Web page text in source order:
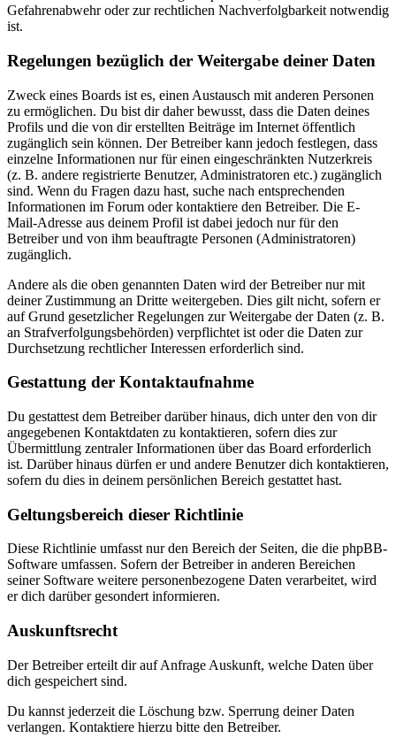
Gefahrenabwehr oder zur rechtlichen Nachverfolgbarkeit notwendig
ist.
Regelungen bezüglich der Weitergabe deiner Daten
Zweck eines Boards ist es, einen Austausch mit anderen Personen
zu ermöglichen. Du bist dir daher bewusst, dass die Daten deines
Profils und die von dir erstellten Beiträge im Internet öffentlich
zugänglich sein können. Der Betreiber kann jedoch festlegen, dass
einzelne Informationen nur für einen eingeschränkten Nutzerkreis
(z. B. andere registrierte Benutzer, Administratoren etc.) zugänglich
sind. Wenn du Fragen dazu hast, suche nach entsprechenden
Informationen im Forum oder kontaktiere den Betreiber. Die E-
Mail-Adresse aus deinem Profil ist dabei jedoch nur für den
Betreiber und von ihm beauftragte Personen (Administratoren)
zugänglich.
Andere als die oben genannten Daten wird der Betreiber nur mit
deiner Zustimmung an Dritte weitergeben. Dies gilt nicht, sofern er
auf Grund gesetzlicher Regelungen zur Weitergabe der Daten (z. B.
an Strafverfolgungsbehörden) verpflichtet ist oder die Daten zur
Durchsetzung rechtlicher Interessen erforderlich sind.
Gestattung der Kontaktaufnahme
Du gestattest dem Betreiber darüber hinaus, dich unter den von dir
angegebenen Kontaktdaten zu kontaktieren, sofern dies zur
Übermittlung zentraler Informationen über das Board erforderlich
ist. Darüber hinaus dürfen er und andere Benutzer dich kontaktieren,
sofern du dies in deinem persönlichen Bereich gestattet hast.
Geltungsbereich dieser Richtlinie
Diese Richtlinie umfasst nur den Bereich der Seiten, die die phpBB-
Software umfassen. Sofern der Betreiber in anderen Bereichen
seiner Software weitere personenbezogene Daten verarbeitet, wird
er dich darüber gesondert informieren.
Auskunftsrecht
Der Betreiber erteilt dir auf Anfrage Auskunft, welche Daten über
dich gespeichert sind.
Du kannst jederzeit die Löschung bzw. Sperrung deiner Daten
verlangen. Kontaktiere hierzu bitte den Betreiber.